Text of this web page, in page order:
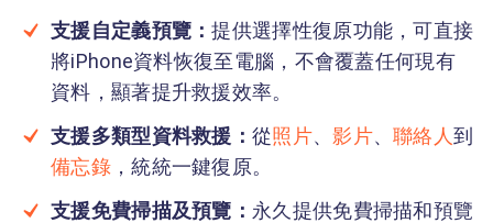
支援自定義預覽：提供選擇性復原功能，可直接
將iPhone資料恢復至電腦，不會覆蓋任何現有
資料，顯著提升救援效率。
支援多類型資料救援： 從照片、影片、聯絡人到
備忘錄，統統一鍵復原。
支援免費掃描及預覽： 永久提供免費掃描和預覽